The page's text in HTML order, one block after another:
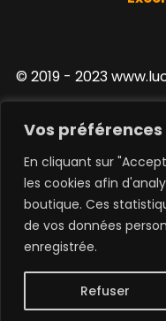
Vos préférences
En cliquant sur
les cookies afin
boutique. Ces
de vos données
enregistrée.
Refuser
© 2019 - 2023
0